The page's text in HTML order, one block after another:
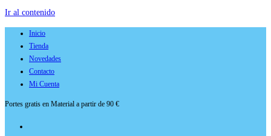
Ir al contenido
Inicio
Tienda
Novedades
Contacto
Mi Cuenta
Portes gratis en Material a partir de 90 €